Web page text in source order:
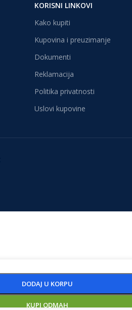
KORISNI LINKOVI
Kako kupiti
Kupovina i preuzimanje
Dokumenti
Reklamacija
Politika privatnosti
Uslovi kupovine
DODAJ U KORPU
KUPI ODMAH